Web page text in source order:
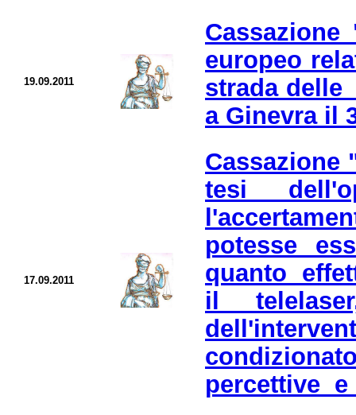
19.09.2011
europeo
strada delle
a Ginevra il
17.09.2011
Cassazione
tesi
potesse
quanto
il
percettive